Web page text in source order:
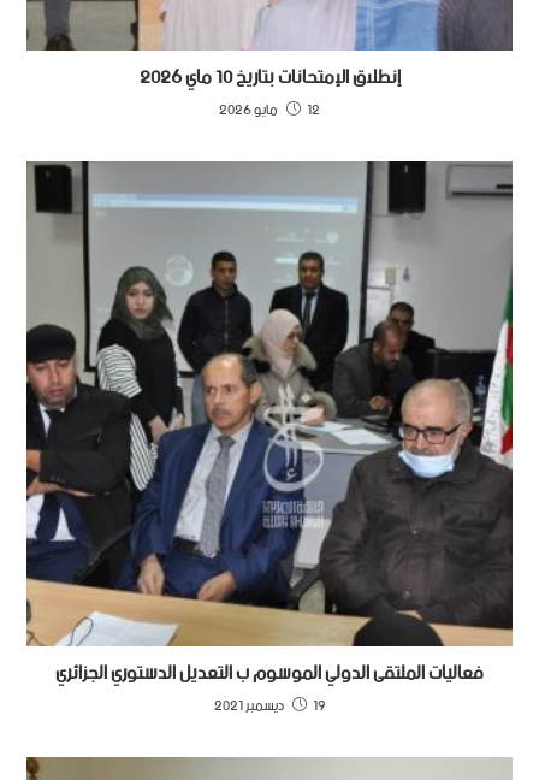
إنطلاق الإمتحانات بتاريخ 10 ماي 2026
12 مايو 2026
فعاليات الملتقى الدولي الموسوم ب التعديل الدستوري الجزائري
19 ديسمبر 2021